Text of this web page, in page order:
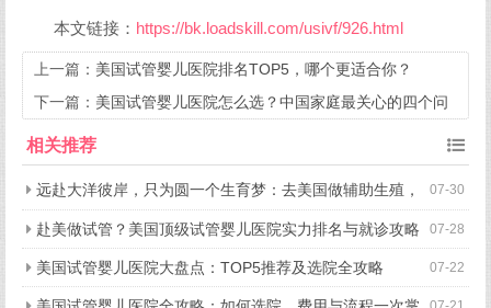
本文链接： https://bk.loadskill.com/usivf/926.html
上一篇： 美国试管婴儿医院排名TOP5，哪个更适合你？
下一篇： 美国试管婴儿医院怎么选？中国家庭最关心的四个问
题一次说清
相关推荐
07-30
远赴大洋彼岸，只为圆一个生育梦：去美国做辅助生殖，
究竟好在哪？ 07-28
赴美做试管？美国顶级试管婴儿医院实力排名与就诊攻略
07-22
美国试管婴儿医院大盘点：TOP5推荐及选院全攻略